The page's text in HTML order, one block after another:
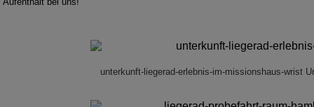
Sportsfreund.
unterkunft-liegerad-erlebnis-im-missionshaus-wrist